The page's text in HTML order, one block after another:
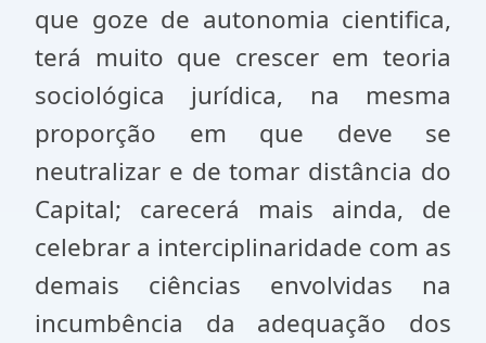
que goze de autonomia cientifica,
terá muito que crescer em teoria
sociológica jurídica, na mesma
proporção em que deve se
neutralizar e de tomar distância do
Capital; carecerá mais ainda, de
celebrar a interciplinaridade com as
demais ciências envolvidas na
incumbência da adequação dos